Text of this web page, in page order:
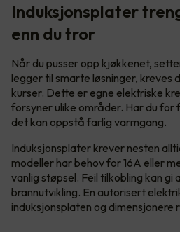
Induksjonsplater
enn du tror
Når du pusser opp kjøkkenet,
legger til smarte løsninger, kreves
kurser. Dette er egne elektriske
forsyner ulike områder. Har du for
det kan oppstå farlig varmgang.
Induksjonsplater krever nesten
modeller har behov for 16A eller
vanlig støpsel. Feil tilkobling kan gi
brannutvikling. En autorisert
induksjonsplaten og dimensjonere